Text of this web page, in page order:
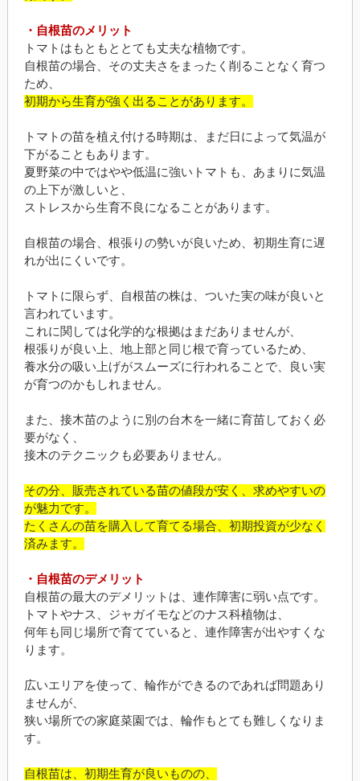
・自根苗のメリット
トマトはもともととても丈夫な植物です。
自根苗の場合、その丈夫さをまったく削ることなく育つ
ため、
初期から生育が強く出ることがあります。
トマトの苗を植え付ける時期は、まだ日によって気温が
下がることもあります。
夏野菜の中ではやや低温に強いトマトも、あまりに気温
の上下が激しいと、
ストレスから生育不良になることがあります。
自根苗の場合、根張りの勢いが良いため、初期生育に遅
れが出にくいです。
トマトに限らず、自根苗の株は、ついた実の味が良いと
言われています。
これに関しては化学的な根拠はまだありませんが、
根張りが良い上、地上部と同じ根で育っているため、
養水分の吸い上げがスムーズに行われることで、良い実
が育つのかもしれません。
また、接木苗のように別の台木を一緒に育苗しておく必
要がなく、
接木のテクニックも必要ありません。
その分、販売されている苗の値段が安く、求めやすいの
が魅力です。
たくさんの苗を購入して育てる場合、初期投資が少なく
済みます。
・自根苗のデメリット
自根苗の最大のデメリットは、連作障害に弱い点です。
トマトやナス、ジャガイモなどのナス科植物は、
何年も同じ場所で育てていると、連作障害が出やすくな
ります。
広いエリアを使って、輪作ができるのであれば問題あり
ませんが、
狭い場所での家庭菜園では、輪作もとても難しくなりま
す。
自根苗は、初期生育が良いものの、